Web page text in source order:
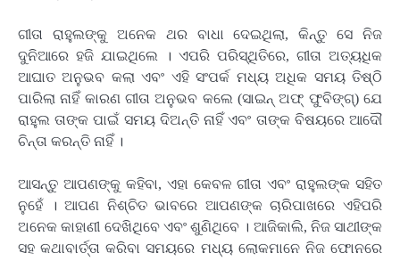
ଗୀତା ରାହୁଲଙ୍କୁ ଅନେକ ଥର ବାଧା ଦେଇଥିଲା, କିନ୍ତୁ ସେ ନିଜ
ଦୁନିଆରେ ହଜି ଯାଇଥିଲେ । ଏପରି ପରିସ୍ଥିତିରେ, ଗୀତା ଅତ୍ୟଧିକ
ଆଘାତ ଅନୁଭବ କଲା ଏବଂ ଏହି ସଂପର୍କ ମଧ୍ୟ ଅଧିକ ସମୟ ତିଷ୍ଠି
ପାରିଲା ନାହିଁ କାରଣ ଗୀତା ଅନୁଭବ କଲେ (ସାଇନ୍ ଅଫ୍ ଫୁବିଙ୍ଗ୍‌) ଯେ
ରାହୁଲ ତାଙ୍କ ପାଇଁ ସମୟ ଦିଅନ୍ତି ନାହିଁ ଏବଂ ତାଙ୍କ ବିଷୟରେ ଆଦୌ
ଚିନ୍ତା କରନ୍ତି ନାହିଁ ।
ଆସନ୍ତୁ ଆପଣଙ୍କୁ କହିବା, ଏହା କେବଳ ଗୀତା ଏବଂ ରାହୁଲଙ୍କ ସହିତ
ନୁହେଁ । ଆପଣ ନିଶ୍ଚିତ ଭାବରେ ଆପଣଙ୍କ ଚାରିପାଖରେ ଏହିପରି
ଅନେକ କାହାଣୀ ଦେଖିଥିବେ ଏବଂ ଶୁଣିଥିବେ । ଆଜିକାଲି, ନିଜ ସାଥୀଙ୍କ
ସହ କଥାବାର୍ତ୍ତା କରିବା ସମୟରେ ମଧ୍ୟ ଲୋକମାନେ ନିଜ ଫୋନରେ